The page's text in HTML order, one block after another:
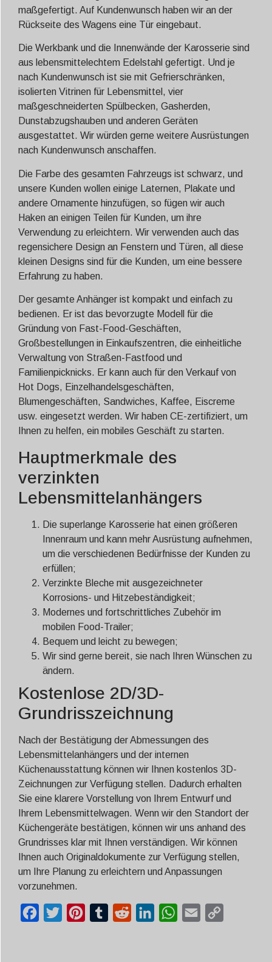
maßgefertigt. Auf Kundenwunsch haben wir an der
Rückseite des Wagens eine Tür eingebaut.
Die Werkbank und die Innenwände der Karosserie sind
aus lebensmittelechtem Edelstahl gefertigt. Und je
nach Kundenwunsch ist sie mit Gefrierschränken,
isolierten Vitrinen für Lebensmittel, vier
maßgeschneiderten Spülbecken, Gasherden,
Dunstabzugshauben und anderen Geräten
ausgestattet. Wir würden gerne weitere Ausrüstungen
nach Kundenwunsch anschaffen.
Die Farbe des gesamten Fahrzeugs ist schwarz, und
unsere Kunden wollen einige Laternen, Plakate und
andere Ornamente hinzufügen, so fügen wir auch
Haken an einigen Teilen für Kunden, um ihre
Verwendung zu erleichtern. Wir verwenden auch das
regensichere Design an Fenstern und Türen, all diese
kleinen Designs sind für die Kunden, um eine bessere
Erfahrung zu haben.
Der gesamte Anhänger ist kompakt und einfach zu
bedienen. Er ist das bevorzugte Modell für die
Gründung von Fast-Food-Geschäften,
Großbestellungen in Einkaufszentren, die einheitliche
Verwaltung von Straßen-Fastfood und
Familienpicknicks. Er kann auch für den Verkauf von
Hot Dogs, Einzelhandelsgeschäften,
Blumengeschäften, Sandwiches, Kaffee, Eiscreme
usw. eingesetzt werden. Wir haben CE-zertifiziert, um
Ihnen zu helfen, ein mobiles Geschäft zu starten.
Hauptmerkmale des
verzinkten
Lebensmittelanhängers
Die superlange Karosserie hat einen größeren
Innenraum und kann mehr Ausrüstung aufnehmen,
um die verschiedenen Bedürfnisse der Kunden zu
erfüllen;
Verzinkte Bleche mit ausgezeichneter
Korrosions- und Hitzebeständigkeit;
Modernes und fortschrittliches Zubehör im
mobilen Food-Trailer;
Bequem und leicht zu bewegen;
Wir sind gerne bereit, sie nach Ihren Wünschen zu
ändern.
Kostenlose 2D/3D-
Grundrisszeichnung
Nach der Bestätigung der Abmessungen des
Lebensmittelanhängers und der internen
Küchenausstattung können wir Ihnen kostenlos 3D-
Zeichnungen zur Verfügung stellen. Dadurch erhalten
Sie eine klarere Vorstellung von Ihrem Entwurf und
Ihrem Lebensmittelwagen. Wenn wir den Standort der
Küchengeräte bestätigen, können wir uns anhand des
Grundrisses klar mit Ihnen verständigen. Wir können
Ihnen auch Originaldokumente zur Verfügung stellen,
um Ihre Planung zu erleichtern und Anpassungen
vorzunehmen.
Facebook
Twitter Pinterest
Tumblr Reddit LinkedInWhatsApp
Email